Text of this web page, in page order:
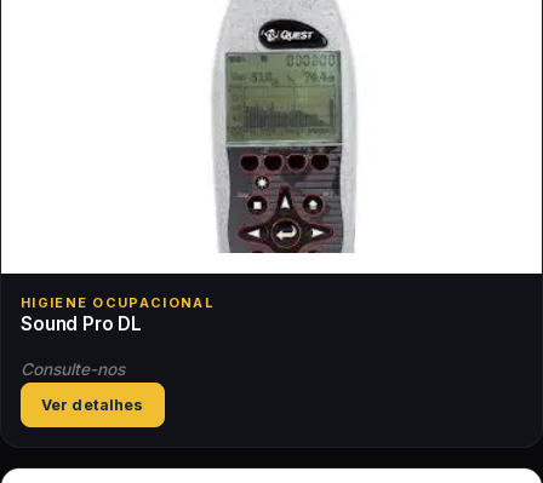
HIGIENE OCUPACIONAL
Sound Pro DL
Consulte-nos
Ver detalhes